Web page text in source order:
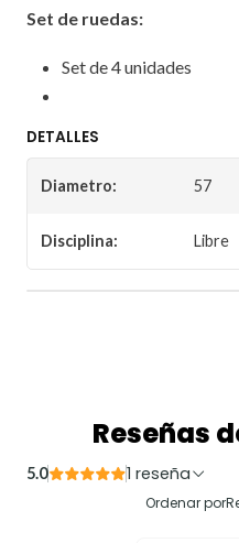
Set de ruedas:
Set de 4 unidades
DETALLES
Diametro: 57
Disciplina: Libre
Reseñas
5.0 1 reseña
Ordenar por